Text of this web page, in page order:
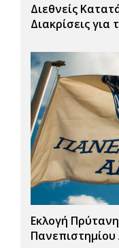
Διεθνείς
Διακρίσεις για
Εκλογή
Πανεπιστημίου